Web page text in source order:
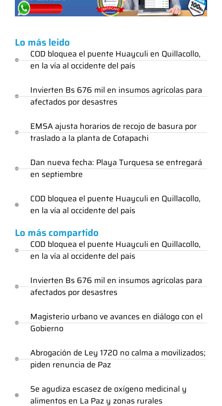
Lo más leido
COD bloquea el puente Huayculi en Quillacollo,
en la vía al occidente del país
Invierten Bs 676 mil en insumos agrícolas para
afectados por desastres
EMSA ajusta horarios de recojo de basura por
traslado a la planta de Cotapachi
Dan nueva fecha: Playa Turquesa se entregará
en septiembre
COD bloquea el puente Huayculi en Quillacollo,
en la vía al occidente del país
Lo más compartido
COD bloquea el puente Huayculi en Quillacollo,
en la vía al occidente del país
Invierten Bs 676 mil en insumos agrícolas para
afectados por desastres
Magisterio urbano ve avances en diálogo con el
Gobierno
Abrogación de Ley 1720 no calma a movilizados;
piden renuncia de Paz
Se agudiza escasez de oxígeno medicinal y
alimentos en La Paz y zonas rurales